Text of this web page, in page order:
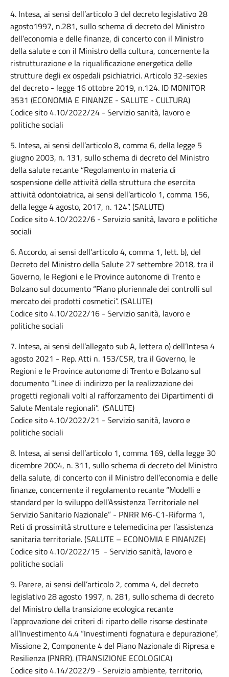
4. Intesa, ai sensi dell’articolo 3 del decreto legislativo 28
agosto1997, n.281, sullo schema di decreto del Ministro
dell’economia e delle finanze, di concerto con il Ministro
della salute e con il Ministro della cultura, concernente la
ristrutturazione e la riqualificazione energetica delle
strutture degli ex ospedali psichiatrici. Articolo 32-sexies
del decreto - legge 16 ottobre 2019, n.124. ID MONITOR
3531 (ECONOMIA E FINANZE - SALUTE - CULTURA)
Codice sito 4.10/2022/24 - Servizio sanità, lavoro e
politiche sociali
5. Intesa, ai sensi dell’articolo 8, comma 6, della legge 5
giugno 2003, n. 131, sullo schema di decreto del Ministro
della salute recante “Regolamento in materia di
sospensione delle attività della struttura che esercita
attività odontoiatrica, ai sensi dell’articolo 1, comma 156,
della legge 4 agosto, 2017, n. 124”. (SALUTE)
Codice sito 4.10/2022/6 - Servizio sanità, lavoro e politiche
sociali
6. Accordo, ai sensi dell’articolo 4, comma 1, lett. b), del
Decreto del Ministro della Salute 27 settembre 2018, tra il
Governo, le Regioni e le Province autonome di Trento e
Bolzano sul documento “Piano pluriennale dei controlli sul
mercato dei prodotti cosmetici”. (SALUTE)
Codice sito 4.10/2022/16 - Servizio sanità, lavoro e
politiche sociali
7. Intesa, ai sensi dell’allegato sub A, lettera o) dell’Intesa 4
agosto 2021 - Rep. Atti n. 153/CSR, tra il Governo, le
Regioni e le Province autonome di Trento e Bolzano sul
documento “Linee di indirizzo per la realizzazione dei
progetti regionali volti al rafforzamento dei Dipartimenti di
Salute Mentale regionali”. (SALUTE)
Codice sito 4.10/2022/21 - Servizio sanità, lavoro e
politiche sociali
8. Intesa, ai sensi dell’articolo 1, comma 169, della legge 30
dicembre 2004, n. 311, sullo schema di decreto del Ministro
della salute, di concerto con il Ministro dell’economia e delle
finanze, concernente il regolamento recante “Modelli e
standard per lo sviluppo dell’Assistenza Territoriale nel
Servizio Sanitario Nazionale” - PNRR M6-C1-Riforma 1,
Reti di prossimità strutture e telemedicina per l’assistenza
sanitaria territoriale. (SALUTE – ECONOMIA E FINANZE)
Codice sito 4.10/2022/15 - Servizio sanità, lavoro e
politiche sociali
9. Parere, ai sensi dell’articolo 2, comma 4, del decreto
legislativo 28 agosto 1997, n. 281, sullo schema di decreto
del Ministro della transizione ecologica recante
l’approvazione dei criteri di riparto delle risorse destinate
all’Investimento 4.4 “Investimenti fognatura e depurazione”,
Missione 2, Componente 4 del Piano Nazionale di Ripresa e
Resilienza (PNRR). (TRANSIZIONE ECOLOGICA)
Codice sito 4.14/2022/9 - Servizio ambiente, territorio,